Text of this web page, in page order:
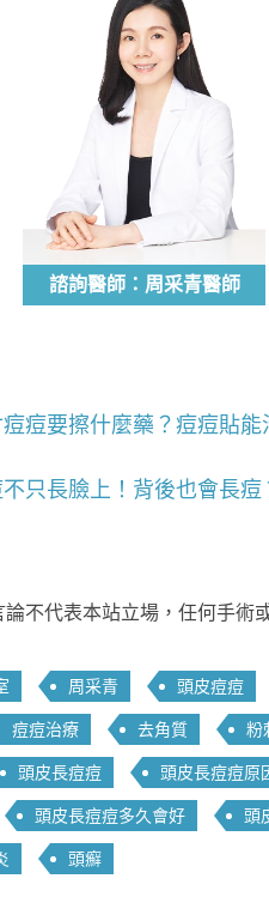
諮詢醫師：周采青醫師
痘要擦什麼藥？痘痘貼
只長臉上！背後也會長
論不代表本站立場，任何手術
周采青 頭皮痘痘
痘痘治療 去角質 粉
頭皮長痘痘 頭皮長痘痘原
頭皮長痘痘多久會好 頭
頭癬